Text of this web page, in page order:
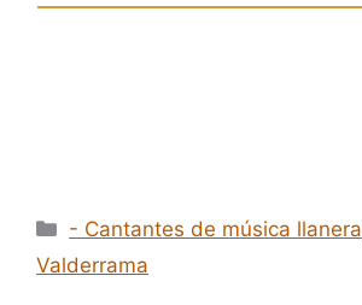
Categorías
- Cantantes de música llanera
Valderrama